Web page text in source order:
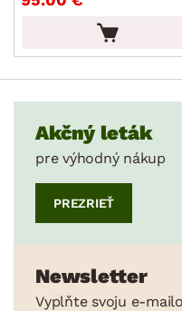
SKLADOVOSŤ
Akčný leták
pre výhodný nákup
PREZRIEŤ
Newsletter
Vyplňte svoju e-